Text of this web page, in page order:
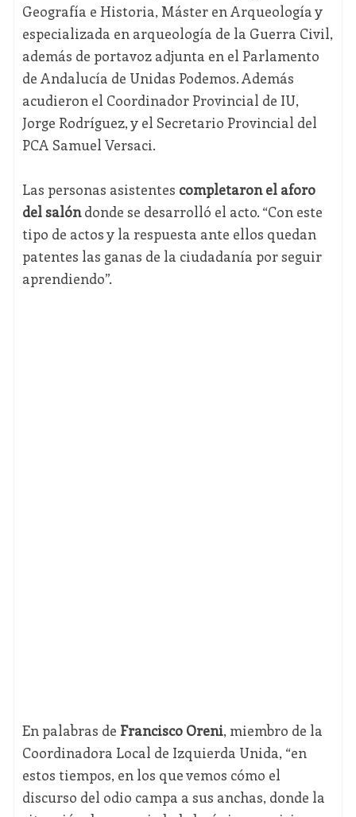
Geografía e Historia, Máster en Arqueología y
especializada en arqueología de la Guerra Civil,
además de portavoz adjunta en el Parlamento
de Andalucía de Unidas Podemos. Además
acudieron el Coordinador Provincial de IU,
Jorge Rodríguez, y el Secretario Provincial del
PCA Samuel Versaci.
Las personas asistentes completaron el aforo
del salóndonde se desarrolló el acto. “Con este
tipo de actos y la respuesta ante ellos quedan
patentes las ganas de la ciudadanía por seguir
aprendiendo”.
En palabras de Francisco Oreni, miembro de la
Coordinadora Local de Izquierda Unida, “en
estos tiempos, en los que vemos cómo el
discurso del odio campa a sus anchas, donde la